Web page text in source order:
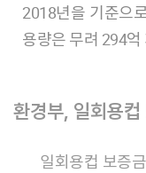
2018년을 기준으
용량은 무려 294억
환경부, 일회용
일회용컵 보증금제는 일회용컵을 사용하려면 300원